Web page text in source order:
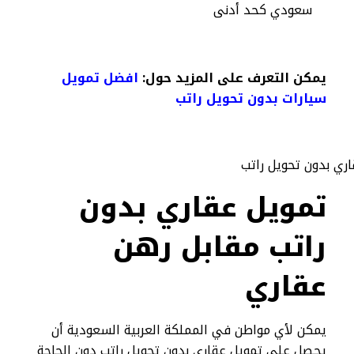
سعودي كحد أدنى
يمكن التعرف على المزيد حول: افضل تمويل
سيارات بدون تحويل راتب​
تمويل عقاري بدون
راتب مقابل رهن
عقاري
يمكن لأي مواطن في المملكة العربية السعودية أن